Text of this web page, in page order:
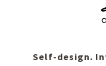
Self-design.